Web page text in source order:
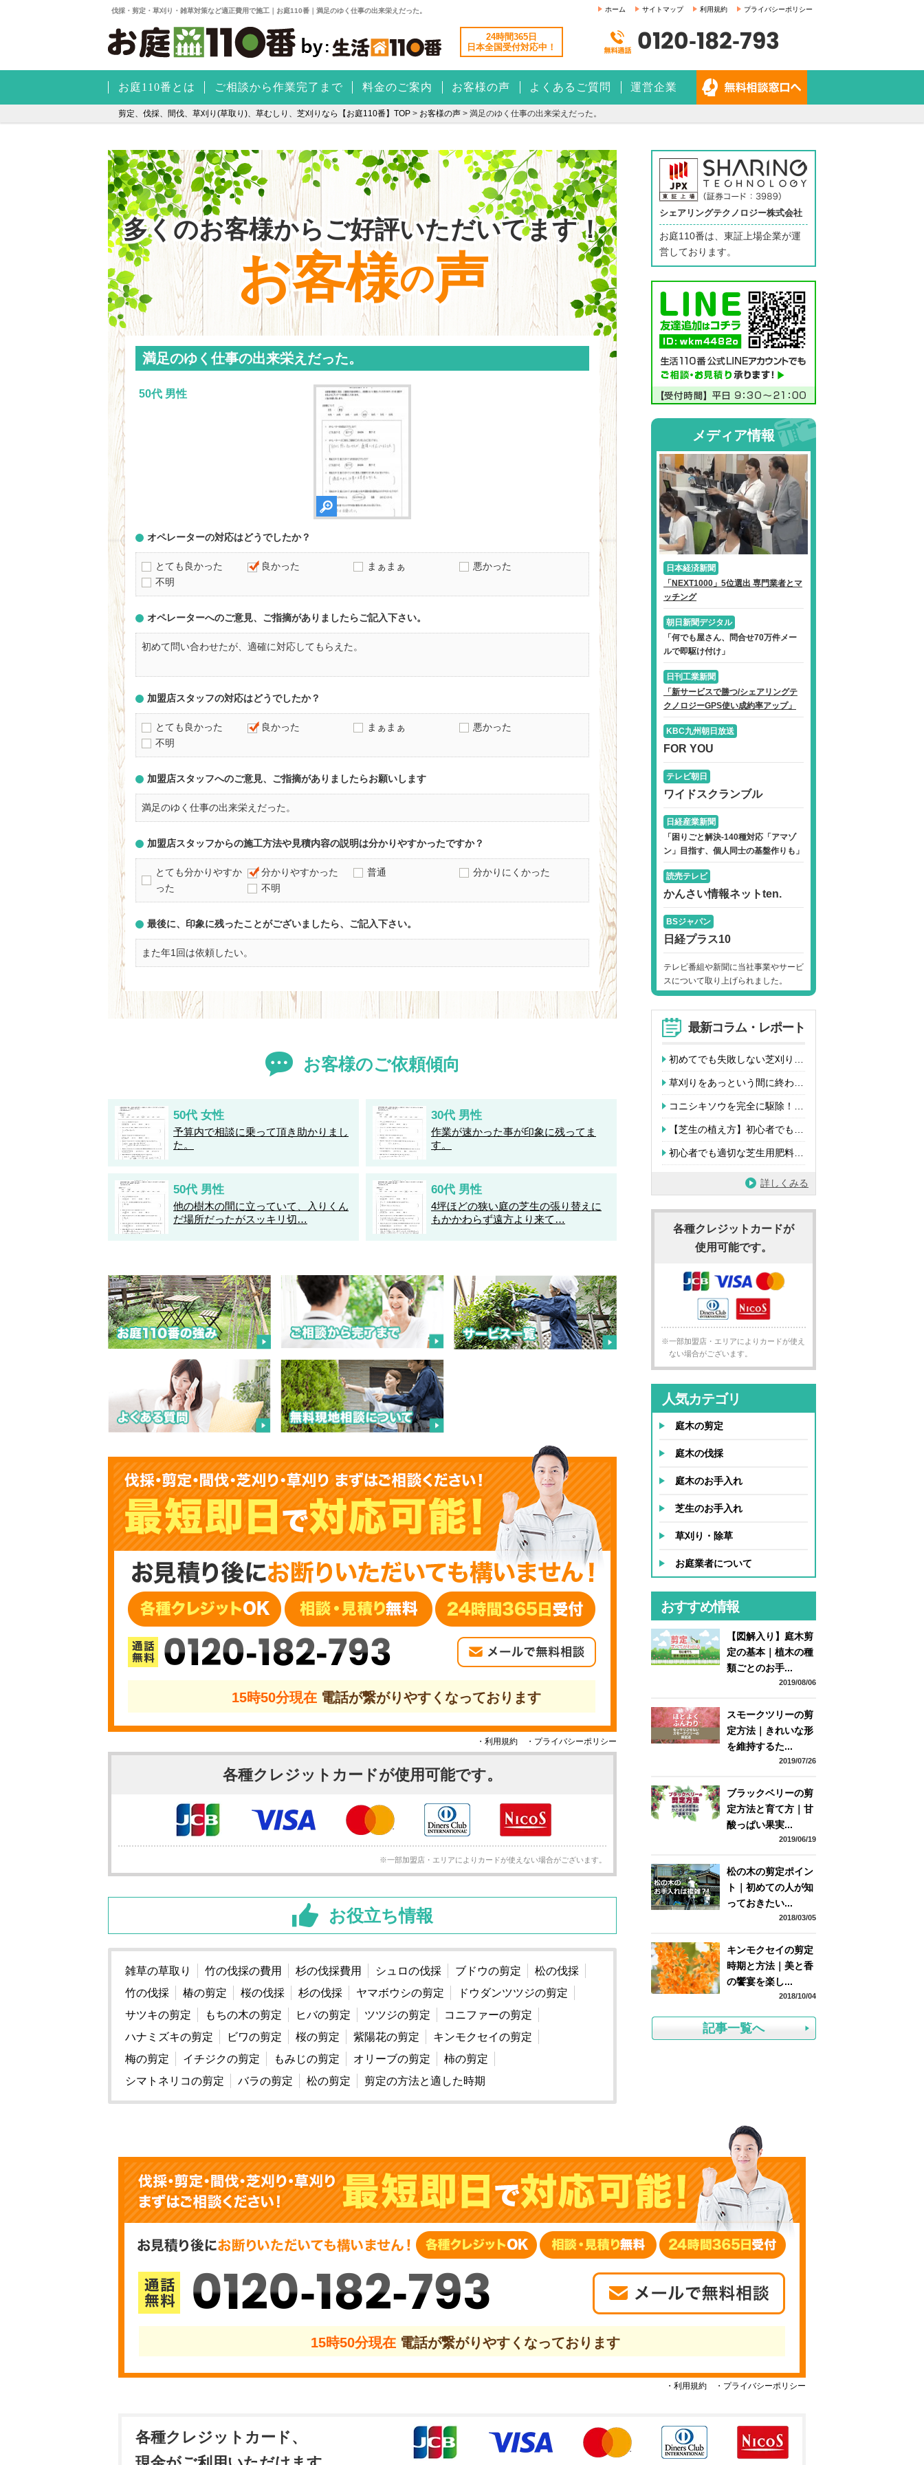
伐採・剪定・草刈り・雑草対策など適正費用で施工｜お庭110番｜満足のゆく仕事の出来栄えだった。 ホーム サイトマップ 利用規約 プライバシーポリシー
24時間365日
日本全国受付対応中！ 0120-182-793
お庭110番とは ご相談から作業完了まで 料金のご案内 お客様の声 よくあるご質問 運営企業
剪定、伐採、間伐、草刈り(草取り)、草むしり、芝刈りなら【お庭110番】TOP > お客様の声 > 満足のゆく仕事の出来栄えだった。
多くのお客様からご好評いただいてます！
お客様の声
満足のゆく仕事の出来栄えだった。
50代 男性
オペレーターの対応はどうでしたか？
とても良かった 良かった まぁまぁ
悪かった
不明
オペレーターへのご意見、ご指摘がありましたらご記入下さい。
初めて問い合わせたが、適確に対応してもらえた。
加盟店スタッフの対応はどうでしたか？
とても良かった 良かった まぁまぁ
悪かった
不明
加盟店スタッフへのご意見、ご指摘がありましたらお願いします
満足のゆく仕事の出来栄えだった。
加盟店スタッフからの施工方法や見積内容の説明は分かりやすかったですか？
とても分かりやすか
った
分かりやすかった 普通
分かりにくかった
不明
最後に、印象に残ったことがございましたら、ご記入下さい。
また年1回は依頼したい。
お客様のご依頼傾向
50代 女性
予算内で相談に乗って頂き助かりまし
た。
30代 男性
作業が速かった事が印象に残ってま
す。
50代 男性
他の樹木の間に立っていて、入りくん
だ場所だったがスッキリ切…
60代 男性
4坪ほどの狭い庭の芝生の張り替えに
もかかわらず遠方より来て…
0120-182-793
15時50分現在 電話が繋がりやすくなっております
・利用規約 ・プライバシーポリシー
各種クレジットカードが使用可能です。
※一部加盟店・エリアによりカードが使えない場合がございます。
お役立ち情報
雑草の草取り 竹の伐採の費用 杉の伐採費用 シュロの伐採 ブドウの剪定
松の伐採
竹の伐採
椿の剪定 桜の伐採 杉の伐採 ヤマボウシの剪定
ドウダンツツジの剪定
サツキの剪定
もちの木の剪定 ヒバの剪定 ツツジの剪定
コニファーの剪定
ハナミズキの剪定
ビワの剪定 桜の剪定 紫陽花の剪定
キンモクセイの剪定
梅の剪定
イチジクの剪定 もみじの剪定 オリーブの剪定
柿の剪定
シマトネリコの剪定
バラの剪定 松の剪定 剪定の方法と適した時期
シェアリングテクノロジー株式会社
お庭110番は、東証上場企業が運
営しております。
メディア情報
日本経済新聞
「NEXT1000」5位選出 専門業者とマ
ッチング
朝日新聞デジタル
「何でも屋さん、問合せ70万件メー
ルで即駆け付け」
日刊工業新聞
「新サービスで勝つ/シェアリングテ
クノロジーGPS使い成約率アップ」
KBC九州朝日放送
FOR YOU
テレビ朝日
ワイドスクランブル
日経産業新聞
「困りごと解決-140種対応「アマゾ
ン」目指す、個人同士の基盤作りも」
読売テレビ
かんさい情報ネットten.
BSジャパン
日経プラス10
テレビ番組や新聞に当社事業やサービ
スについて取り上げられました。
最新コラム・レポート
初めてでも失敗しない芝刈り…
草刈りをあっという間に終わ…
コニシキソウを完全に駆除！…
【芝生の植え方】初心者でも…
初心者でも適切な芝生用肥料…
詳しくみる
各種クレジットカードが
使用可能です。
※一部加盟店・エリアによりカードが使え
ない場合がございます。
人気カテゴリ
庭木の剪定
庭木の伐採
庭木のお手入れ
芝生のお手入れ
草刈り・除草
お庭業者について
おすすめ情報
【図解入り】庭木剪
定の基本｜植木の種
類ごとのお手...
2019/08/06
スモークツリーの剪
定方法｜きれいな形
を維持するた...
2019/07/26
ブラックベリーの剪
定方法と育て方｜甘
酸っぱい果実...
2019/06/19
松の木の剪定ポイン
ト｜初めての人が知
っておきたい...
2018/03/05
キンモクセイの剪定
時期と方法｜美と香
の饗宴を楽し...
2018/10/04
記事一覧へ
0120-182-793
15時50分現在 電話が繋がりやすくなっております
・利用規約 ・プライバシーポリシー
各種クレジットカード、